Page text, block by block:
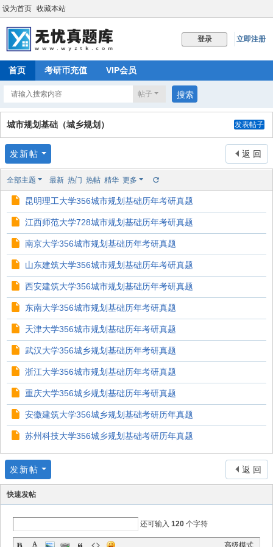
设为首页 收藏本站
登录 立即注册
首页 考研币充值 VIP会员
帖子 搜索
发表帖子
城市规划基础（城乡规划）
返 回
发新帖
全部主题 最新 热门 热帖 精华 更多
昆明理工大学356城市规划基础历年考研真题
江西师范大学728城市规划基础历年考研真题
南京大学356城市规划基础历年考研真题
山东建筑大学356城市规划基础历年考研真题
西安建筑大学356城市规划基础历年考研真题
东南大学356城市规划基础历年考研真题
天津大学356城市规划基础历年考研真题
武汉大学356城乡规划基础历年考研真题
浙江大学356城市规划基础历年考研真题
重庆大学356城乡规划基础历年考研真题
安徽建筑大学356城乡规划基础考研历年真题
苏州科技大学356城乡规划基础考研历年真题
返 回
发新帖
快速发帖
还可输入 120 个字符
高级模式